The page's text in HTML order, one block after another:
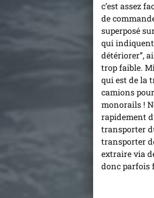
c’est assez
de
superposé
qui indiquent
détériorer”,
trop faible.
qui est de la
camions
monorails !
rapidement
transporter
transporter
extraire via
donc parfois